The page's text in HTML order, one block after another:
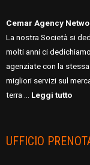
Cemar Agency
La nostra Società si
molti anni ci
agenziate con la
migliori servizi sul
terra … Leggi tutto
UFFICIO